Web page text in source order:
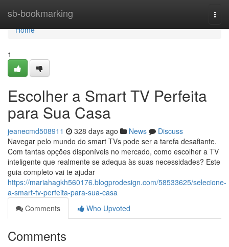
sb-bookmarking
Home
Home
1
Escolher a Smart TV Perfeita
para Sua Casa
jeanecmd508911 328 days ago News
Discuss
Navegar pelo mundo do smart TVs pode ser a tarefa desafiante.
Com tantas opções disponíveis no mercado, como escolher a TV
inteligente que realmente se adequa às suas necessidades? Este
guia completo vai te ajudar
https://mariahagkh560176.blogprodesign.com/58533625/selecione-
a-smart-tv-perfeita-para-sua-casa
Comments
Who Upvoted
Comments